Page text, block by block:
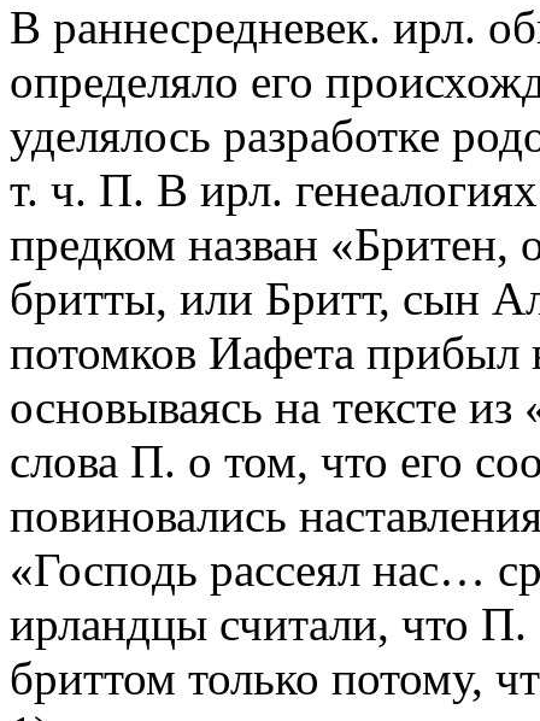
В раннесредневек. ирл.
определяло его
уделялось разработке
т. ч. П. В ирл.
предком назван «Бритен,
бритты, или Бритт, сын
потомков Иафета
основываясь на тексте
слова П. о том, что его
повиновались
«Господь рассеял нас…
ирландцы считали, что
бриттом только потому,